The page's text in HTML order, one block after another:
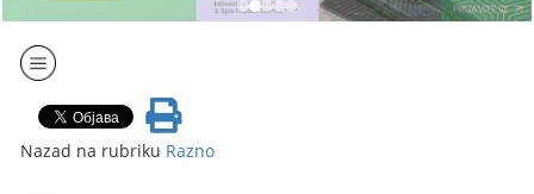
Nazad na rubriku Razno